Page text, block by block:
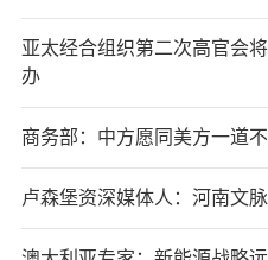
亚太经合组织第二次高官会
办
商务部：中方愿同美方一道
卢森堡资深媒体人：河南文